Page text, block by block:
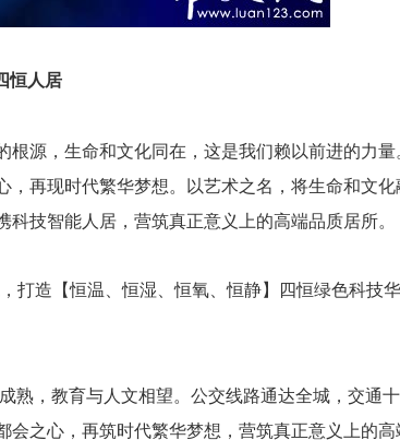
恒人居
源，生命和文化同在，这是我们赖以前进的力
，再现时代繁华梦想。以艺术之名，将生命和文化
技智能人居，营筑真正意义上的高端品质居所。
打造【恒温、恒湿、恒氧、恒静】四恒绿色科技华
熟，教育与人文相望。公交线路通达全城，交通
之心，再筑时代繁华梦想，营筑真正意义上的高